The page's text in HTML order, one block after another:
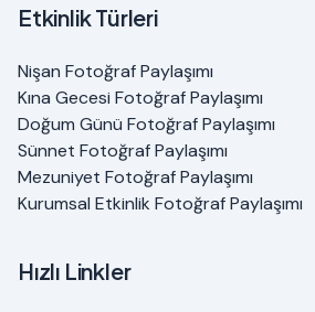
Etkinlik Türleri
Nişan Fotoğraf Paylaşımı
Kına Gecesi Fotoğraf Paylaşımı
Doğum Günü Fotoğraf Paylaşımı
Sünnet Fotoğraf Paylaşımı
Mezuniyet Fotoğraf Paylaşımı
Kurumsal Etkinlik Fotoğraf Paylaşımı
Hızlı Linkler